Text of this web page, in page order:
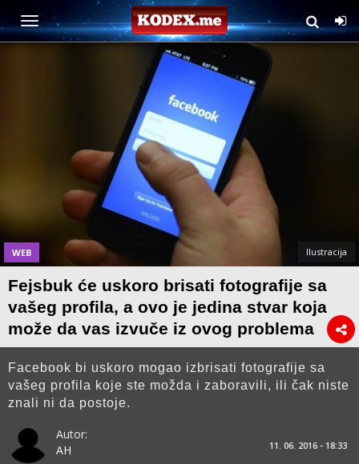
WEB Ilustracija
Fejsbuk će uskoro brisati fotografije sa
vašeg profila, a ovo je jedina stvar koja
može da vas izvuče iz ovog problema
Facebook bi uskoro mogao izbrisati fotografije sa
vašeg profila koje ste možda i zaboravili, ili čak niste
znali ni da postoje.
Autor:
AH
11. 06. 2016 - 18:33